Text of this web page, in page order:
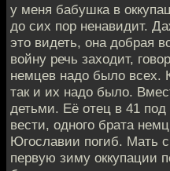
у меня бабушка в
до сих пор ненавидит.
это видеть, она добрая
войну речь заходит,
немцев надо было всех.
так и их надо было.
детьми. Её отец в 41
вести, одного брата
Югославии погиб. Мать
первую зиму оккупации